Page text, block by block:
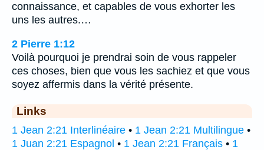
connaissance, et capables de vous exhorter les
uns les autres.…
2 Pierre 1:12
Voilà pourquoi je prendrai soin de vous rappeler
ces choses, bien que vous les sachiez et que vous
soyez affermis dans la vérité présente.
Links
1 Jean 2:21 Interlinéaire • 1 Jean 2:21 Multilingue •
1 Juan 2:21 Espagnol • 1 Jean 2:21 Français • 1